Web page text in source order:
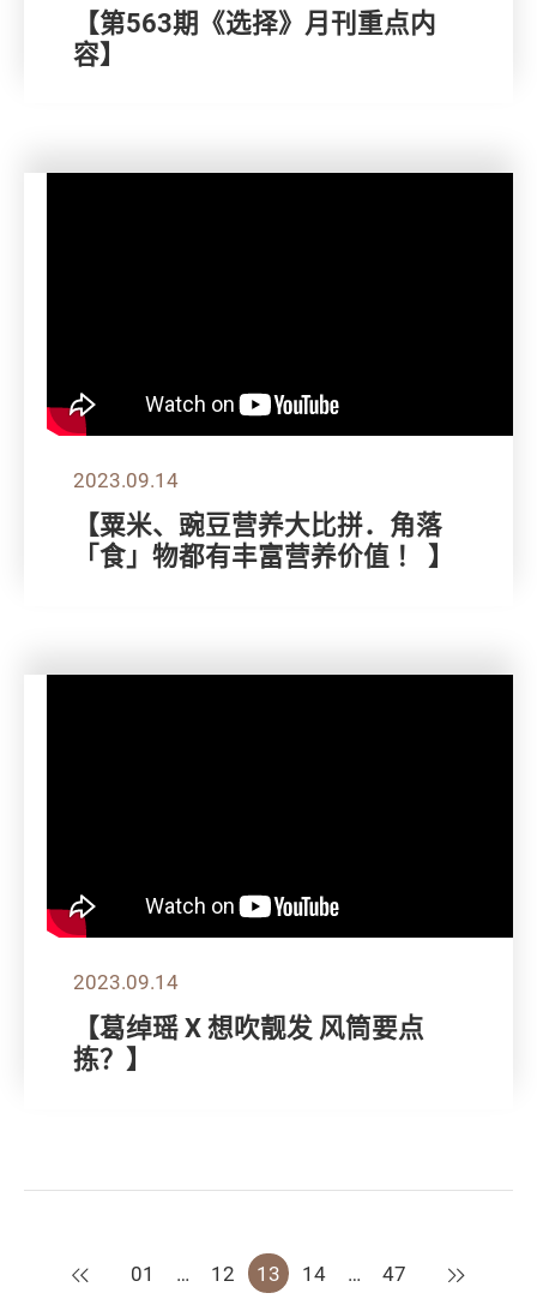
【第563期《选择》月刊重点内
容】
2023.09.14
【粟米、豌豆营养大比拼．角落
「食」物都有丰富营养价值 ！ 】
2023.09.14
【葛绰瑶 X 想吹靓发 风筒要点
拣？】
上一页
01 … 12 13 14 … 47 下一页